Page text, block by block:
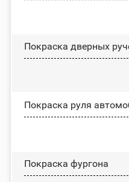
Покраска дверных
Покраска руля
Покраска фургона